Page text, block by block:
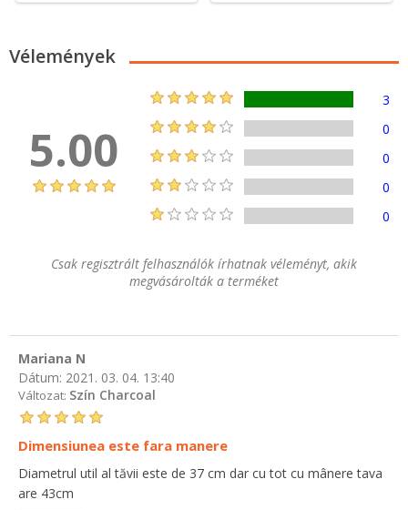
Vélemények
5.00
3
0
0
0
0
Csak regisztrált felhasználók írhatnak véleményt, akik
megvásárolták a terméket
Mariana N
Dátum: 2021. 03. 04. 13:40
Változat: Szín Charcoal
Dimensiunea este fara manere
Diametrul util al tăvii este de 37 cm dar cu tot cu mânere tava
are 43cm